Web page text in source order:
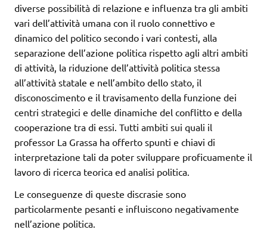
diverse possibilità di relazione e influenza tra gli ambiti
vari dell’attività umana con il ruolo connettivo e
dinamico del politico secondo i vari contesti, alla
separazione dell’azione politica rispetto agli altri ambiti
di attività, la riduzione dell’attività politica stessa
all’attività statale e nell’ambito dello stato, il
disconoscimento e il travisamento della funzione dei
centri strategici e delle dinamiche del conflitto e della
cooperazione tra di essi. Tutti ambiti sui quali il
professor La Grassa ha offerto spunti e chiavi di
interpretazione tali da poter sviluppare proficuamente il
lavoro di ricerca teorica ed analisi politica.
Le conseguenze di queste discrasie sono
particolarmente pesanti e influiscono negativamente
nell’azione politica.